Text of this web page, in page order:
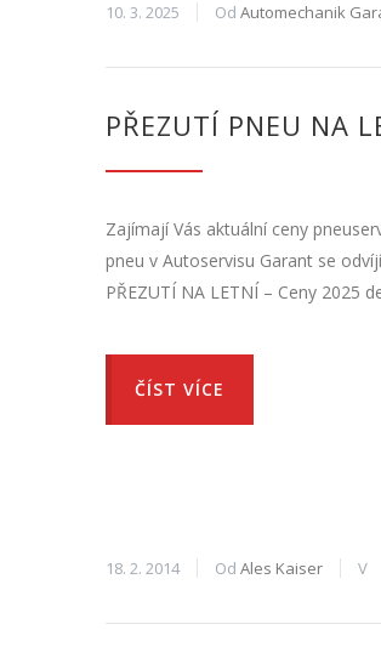
10. 3. 2025 Od Automechanik
PŘEZUTÍ PNEU NA
Zajímají Vás aktuální ceny
pneu v Autoservisu Garant se
PŘEZUTÍ NA LETNÍ – Ceny 2025
ČÍST VÍCE
18. 2. 2014 Od Ales Kaiser V